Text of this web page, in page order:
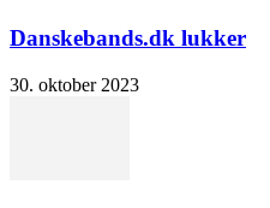
Danskebands.dk lukker
30. oktober 2023